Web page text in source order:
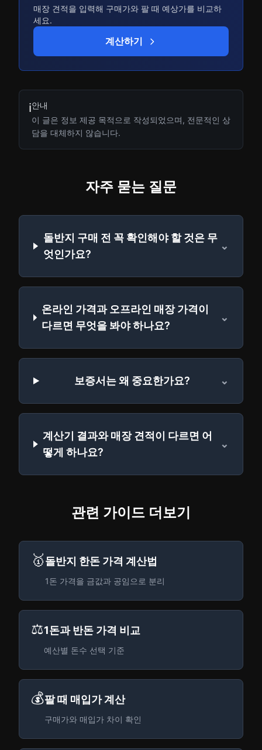
매장 견적을 입력해 구매가와 팔 때 예상가를 비교하
세요.
계산하기
ℹ️안내
이 글은 정보 제공 목적으로 작성되었으며, 전문적인 상
담을 대체하지 않습니다.
자주 묻는 질문
돌반지 구매 전 꼭 확인해야 할 것은 무
엇인가요?
⌄
온라인 가격과 오프라인 매장 가격이
다르면 무엇을 봐야 하나요?
⌄
보증서는 왜 중요한가요? ⌄
계산기 결과와 매장 견적이 다르면 어
떻게 하나요?
⌄
관련 가이드 더보기
🥇돌반지 한돈 가격 계산법
1돈 가격을 금값과 공임으로 분리
⚖️1돈과 반돈 가격 비교
예산별 돈수 선택 기준
💰팔 때 매입가 계산
구매가와 매입가 차이 확인